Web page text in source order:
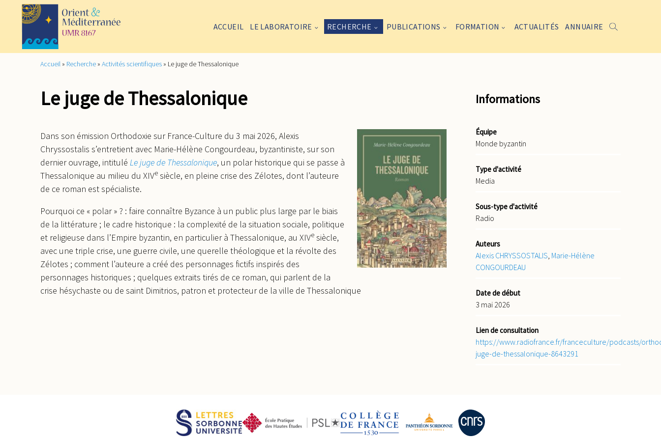
ACCUEIL LE LABORATOIRE RECHERCHE PUBLICATIONS FORMATION ACTUALITÉS ANNUAIRE
Accueil » Recherche » Activités scientifiques » Le juge de Thessalonique
Le juge de Thessalonique
Dans son émission Orthodoxie sur France-Culture du 3 mai 2026, Alexis
Chryssostalis s’entretient avec Marie-Hélène Congourdeau, byzantiniste, sur son
dernier ouvrage, intitulé Le juge de Thessalonique, un polar historique qui se passe à
Thessalonique au milieu du XIVe siècle, en pleine crise des Zélotes, dont l’auteure
de ce roman est spécialiste.
Pourquoi ce « polar » ? : faire connaître Byzance à un public plus large par le biais
de la littérature ; le cadre historique : la complexité de la situation sociale, politique
et religieuse dans l’Empire byzantin, en particulier à Thessalonique, au XIVe siècle,
avec une triple crise, une guerre civile, une querelle théologique et la révolte des
Zélotes ; comment l’auteure a créé des personnages fictifs inspirés des
personnages historiques ; quelques extraits tirés de ce roman, qui parlent de la
crise hésychaste ou de saint Dimitrios, patron et protecteur de la ville de Thessalonique
Informations
Équipe
Monde byzantin
Type d'activité
Media
Sous-type d'activité
Radio
Auteurs
Alexis CHRYSSOSTALIS Marie-Hélène
CONGOURDEAU
Date de début
3 mai 2026
Lien de consultation
https://www.radiofrance.fr/franceculture/podcasts/
juge-de-thessalonique-8643291